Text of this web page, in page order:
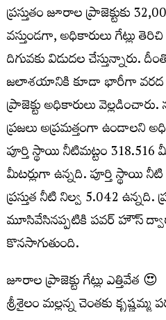
ప్రస్తుతం జూరాల ప్రాజెక్టుకు
వస్తుండగా, అధికారులు గేట్లు
దిగువకు విడుదల చేస్తున్నారు.
జలాశయానికి కూడా భారీగా వరద
ప్రాజెక్టు అధికారులు
ప్రజలు అప్రమత్తంగా ఉండాలని
పూర్తి స్థాయి నీటిమట్టం 318.516
మీటర్లుగా ఉన్నది. పూర్తి స్థాయి
ప్రస్తుత నీటి నిల్వ 5.042 ఉన్నది.
మూసివేసినప్పటికి పవర్ హౌస్
కొనసాగుతుంది.
జూరాల ప్రాజెక్టు గేట్లు ఎత్తివేత 😍
శ్రీశైలం మల్లన్న చెంతకు కృష్ణమ్మ